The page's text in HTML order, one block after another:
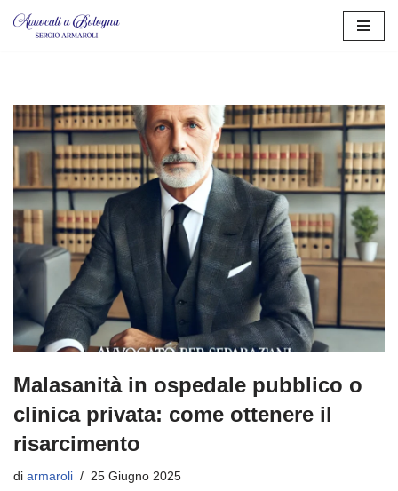
Malasanità in ospedale pubblico o
clinica privata: come ottenere il
risarcimento
di armaroli 25 Giugno 2025